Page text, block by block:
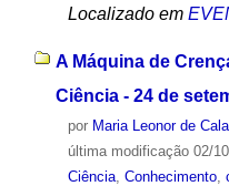
Localizado em
A Máquina de
Ciência - 24 de
por Maria Leonor de
última modificação02/
Ciência, Conhecimento,